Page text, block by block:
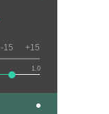
1.0
-15 +15